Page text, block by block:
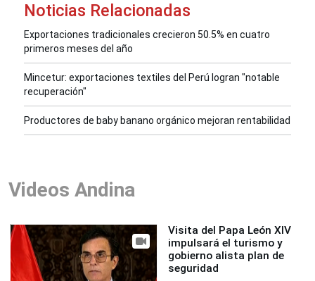
Noticias Relacionadas
Exportaciones tradicionales crecieron 50.5% en cuatro
primeros meses del año
Mincetur: exportaciones textiles del Perú logran "notable
recuperación"
Productores de baby banano orgánico mejoran rentabilidad
Videos Andina
Visita del Papa León XIV
impulsará el turismo y
gobierno alista plan de
seguridad